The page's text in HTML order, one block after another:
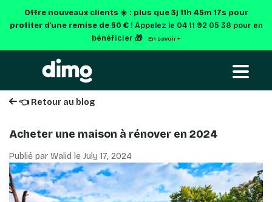
Offre nouveaux clients ☀️ : plus que 3j 11h 45m 16s pour
profiter d'une remise de 50 € ! Appelez le 04 11 92 05 38 pour en
bénéficier 🎁
En savoir +
👈 Retour au blog
Acheter une maison à rénover en 2024
Publié par Walid le July 17, 2024